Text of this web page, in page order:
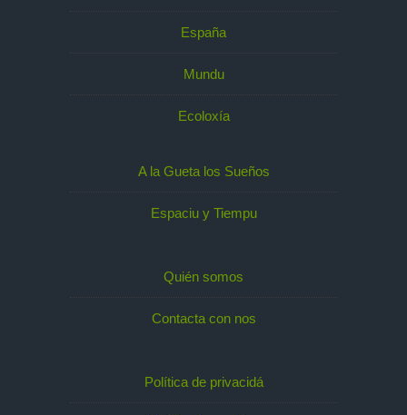
España
Mundu
Ecoloxía
A la Gueta los Sueños
Espaciu y Tiempu
Quién somos
Contacta con nos
Política de privacidá